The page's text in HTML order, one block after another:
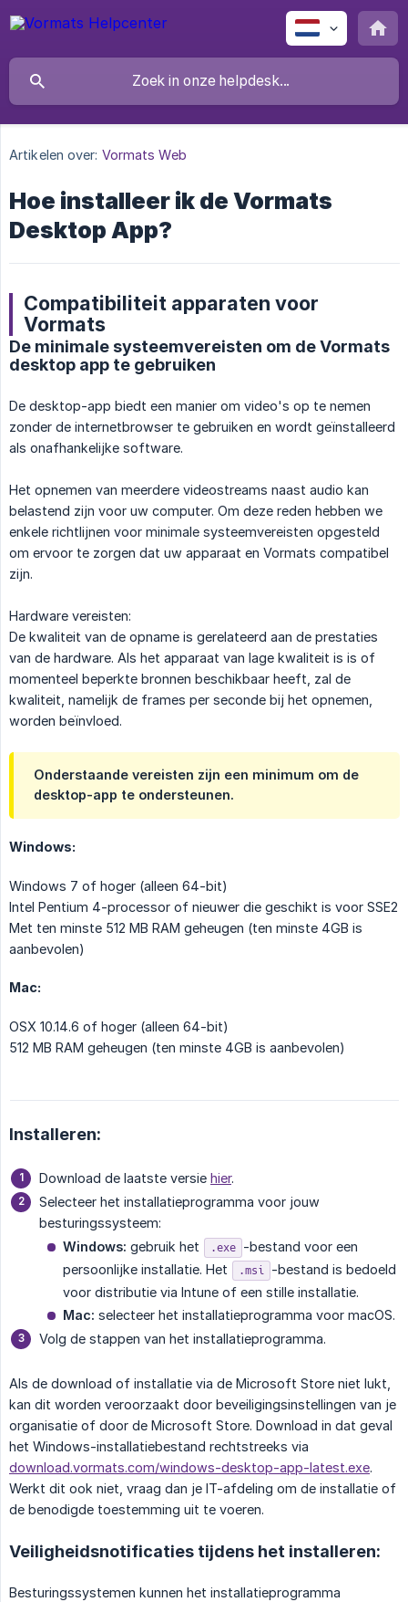
Artikelen over: Vormats Web
Hoe installeer ik de Vormats
Desktop App?
Compatibiliteit apparaten voor
Vormats
De minimale systeemvereisten om de Vormats
desktop app te gebruiken
De desktop-app biedt een manier om video's op te nemen
zonder de internetbrowser te gebruiken en wordt geïnstalleerd
als onafhankelijke software.
Het opnemen van meerdere videostreams naast audio kan
belastend zijn voor uw computer. Om deze reden hebben we
enkele richtlijnen voor minimale systeemvereisten opgesteld
om ervoor te zorgen dat uw apparaat en Vormats compatibel
zijn.
Hardware vereisten:
De kwaliteit van de opname is gerelateerd aan de prestaties
van de hardware. Als het apparaat van lage kwaliteit is is of
momenteel beperkte bronnen beschikbaar heeft, zal de
kwaliteit, namelijk de frames per seconde bij het opnemen,
worden beïnvloed.
Onderstaande vereisten zijn een minimum om de
desktop-app te ondersteunen.
Windows:
Windows 7 of hoger (alleen 64-bit)
Intel Pentium 4-processor of nieuwer die geschikt is voor SSE2
Met ten minste 512 MB RAM geheugen (ten minste 4GB is
aanbevolen)
Mac:
OSX 10.14.6 of hoger (alleen 64-bit)
512 MB RAM geheugen (ten minste 4GB is aanbevolen)
Installeren:
Download de laatste versie hier.
Selecteer het installatieprogramma voor jouw
besturingssysteem:
Windows: gebruik het .exe -bestand voor een
persoonlijke installatie. Het
.msi -bestand is bedoeld
voor distributie via Intune of een stille installatie.
Mac: selecteer het installatieprogramma voor macOS.
Volg de stappen van het installatieprogramma.
Als de download of installatie via de Microsoft Store niet lukt,
kan dit worden veroorzaakt door beveiligingsinstellingen van je
organisatie of door de Microsoft Store. Download in dat geval
het Windows-installatiebestand rechtstreeks via
download.vormats.com/windows-desktop-app-latest.exe.
Werkt dit ook niet, vraag dan je IT-afdeling om de installatie of
de benodigde toestemming uit te voeren.
Veiligheidsnotificaties tijdens het installeren:
Besturingssystemen kunnen het installatieprogramma